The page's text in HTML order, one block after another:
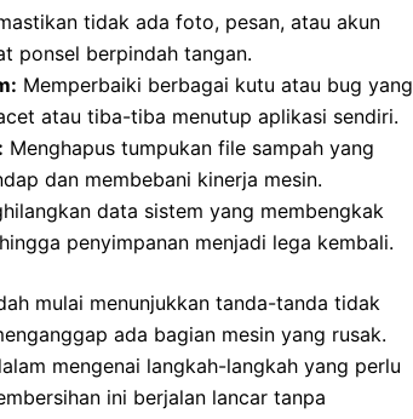
tidak ada foto, pesan, atau akun
ponsel berpindah tangan.
Memperbaiki berbagai kutu atau bug yang
atau tiba-tiba menutup aplikasi sendiri.
Menghapus tumpukan file sampah yang
dan membebani kinerja mesin.
data sistem yang membengkak
penyimpanan menjadi lega kembali.
mulai menunjukkan tanda-tanda tidak
ada bagian mesin yang rusak.
mengenai langkah-langkah yang perlu
ini berjalan lancar tanpa